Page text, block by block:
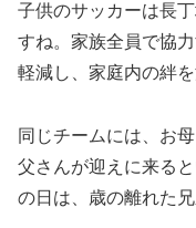
子供のサッカーは長
すね。家族全員で協
軽減し、家庭内の絆
同じチームには、お
父さんが迎えに来る
の日は、歳の離れた